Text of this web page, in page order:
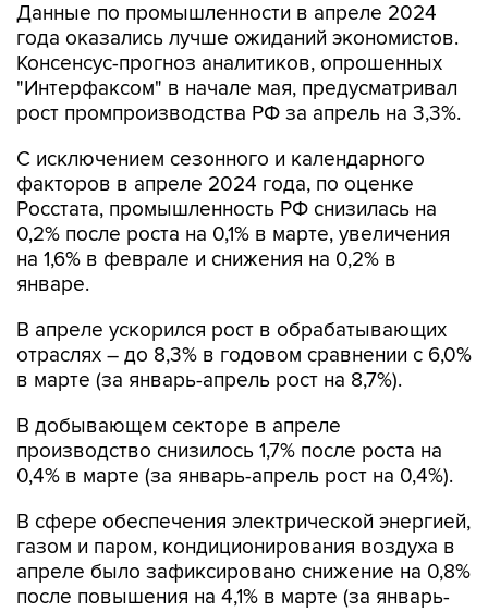
Данные по промышленности в апреле 2024
года оказались лучше ожиданий экономистов.
Консенсус-прогноз аналитиков, опрошенных
"Интерфаксом" в начале мая, предусматривал
рост промпроизводства РФ за апрель на 3,3%.
С исключением сезонного и календарного
факторов в апреле 2024 года, по оценке
Росстата, промышленность РФ снизилась на
0,2% после роста на 0,1% в марте, увеличения
на 1,6% в феврале и снижения на 0,2% в
январе.
В апреле ускорился рост в обрабатывающих
отраслях – до 8,3% в годовом сравнении с 6,0%
в марте (за январь-апрель рост на 8,7%).
В добывающем секторе в апреле
производство снизилось 1,7% после роста на
0,4% в марте (за январь-апрель рост на 0,4%).
В сфере обеспечения электрической энергией,
газом и паром, кондиционирования воздуха в
апреле было зафиксировано снижение на 0,8%
после повышения на 4,1% в марте (за январь-